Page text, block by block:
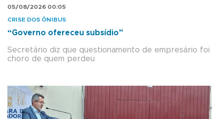
05/08/2026 00:05
CRISE DOS ÔNIBUS
“Governo ofereceu subsídio”
Secretário diz que questionamento de empresário foi
choro de quem perdeu